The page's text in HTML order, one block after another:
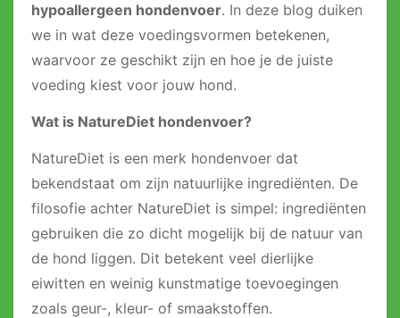
hypoallergeen hondenvoer. In deze blog duiken
we in wat deze voedingsvormen betekenen,
waarvoor ze geschikt zijn en hoe je de juiste
voeding kiest voor jouw hond.
Wat is NatureDiet hondenvoer?
NatureDiet is een merk hondenvoer dat
bekendstaat om zijn natuurlijke ingrediënten. De
filosofie achter NatureDiet is simpel: ingrediënten
gebruiken die zo dicht mogelijk bij de natuur van
de hond liggen. Dit betekent veel dierlijke
eiwitten en weinig kunstmatige toevoegingen
zoals geur-, kleur- of smaakstoffen.